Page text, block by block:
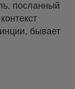
посланный
бывает